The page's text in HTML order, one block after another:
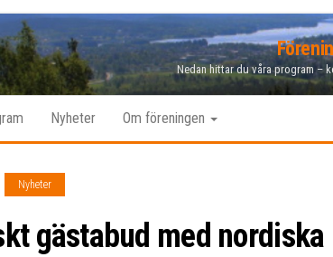
Nedan hittar du våra program –
Nyheter Om föreningen
Nyheter
gästabud med nordiska